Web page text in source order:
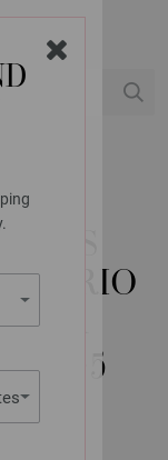
VARIO
3,25